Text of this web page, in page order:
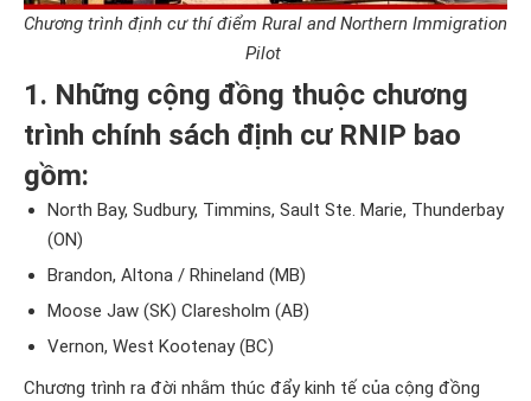
Chương trình định cư thí điểm Rural and Northern Immigration
Pilot
1. Những cộng đồng thuộc chương
trình chính sách định cư RNIP bao
gồm:
North Bay, Sudbury, Timmins, Sault Ste. Marie, Thunderbay
(ON)
Brandon, Altona / Rhineland (MB)
Moose Jaw (SK) Claresholm (AB)
Vernon, West Kootenay (BC)
Chương trình ra đời nhằm thúc đẩy kinh tế của cộng đồng